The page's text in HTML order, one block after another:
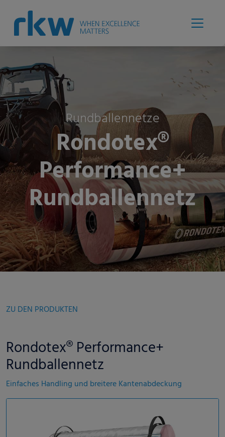
Rundballennetze
Rondotex®
Performance+
Rundballennetz
ZU DEN PRODUKTEN
Rondotex® Performance+
Rundballennetz
Einfaches Handling und breitere Kantenabdeckung